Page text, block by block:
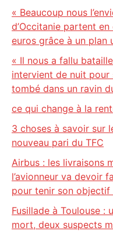
« Beaucoup nous
d’Occitanie partent
euros grâce à un plan
« Il nous a fallu
intervient de nuit
tombé dans un ravin
ce qui change à la
3 choses à savoir sur
nouveau pari du TFC
Airbus : les livraisons
l’avionneur va devoir
pour tenir son objectif
Fusillade à Toulouse :
mort, deux suspects